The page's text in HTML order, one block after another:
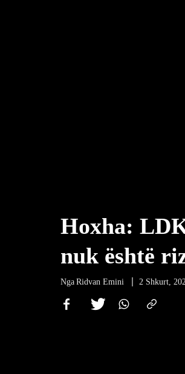
Hoxha:
nuk është
Nga Ridvan Emini 2 Shkurt,